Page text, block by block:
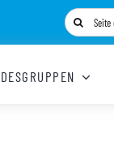
Suche
nach: